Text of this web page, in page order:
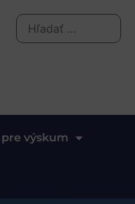
výskum